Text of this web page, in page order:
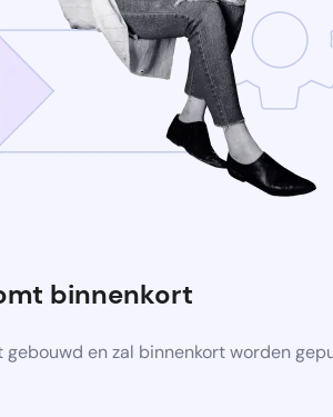
binnenkort
gebouwd en zal binnenkort worden